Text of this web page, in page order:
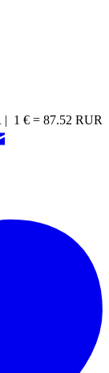
1 € = 87.52 RUR
|